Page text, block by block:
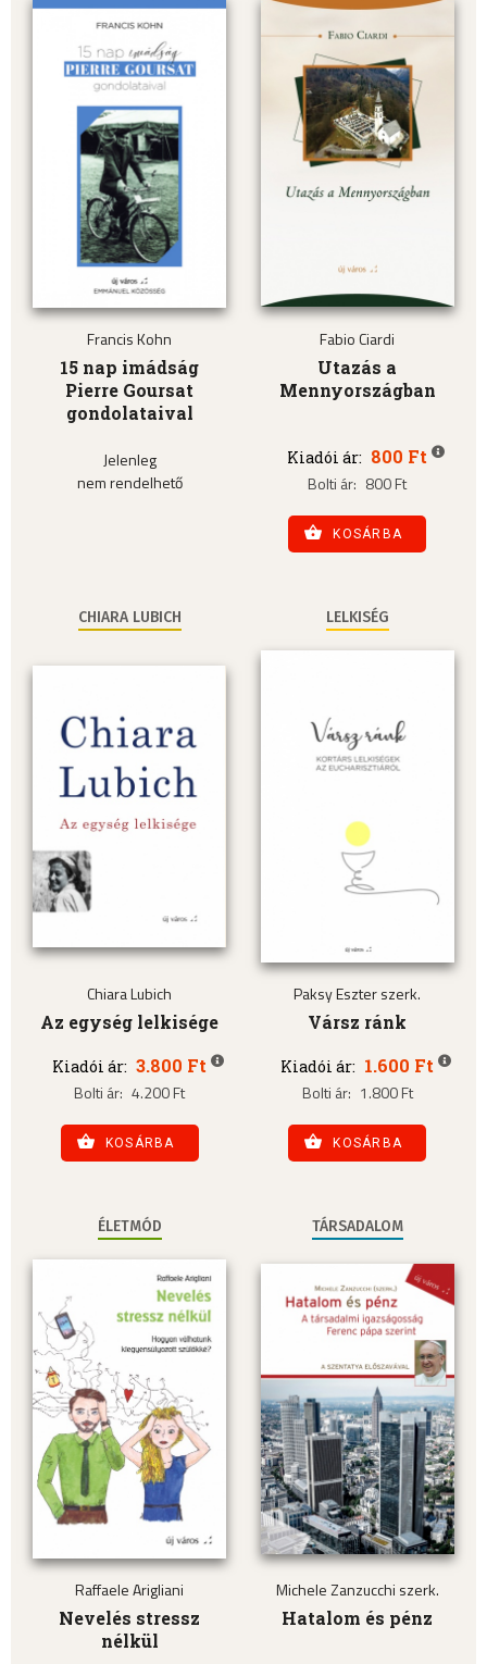
Francis Kohn
15 nap imádság
Pierre Goursat
gondolataival
Jelenleg
nem rendelhető
Fabio Ciardi
Utazás a
Mennyországban
Kiadói ár: 800 Ft
Bolti ár: 800 Ft
KOSÁRBA
CHIARA LUBICH
Chiara Lubich
Az egység lelkisége
Kiadói ár: 3.800 Ft
Bolti ár: 4.200 Ft
KOSÁRBA
LELKISÉG
Paksy Eszter szerk.
Vársz ránk
Kiadói ár: 1.600 Ft
Bolti ár: 1.800 Ft
KOSÁRBA
ÉLETMÓD
Raffaele Arigliani
Nevelés stressz
nélkül
TÁRSADALOM
Michele Zanzucchi szerk.
Hatalom és pénz